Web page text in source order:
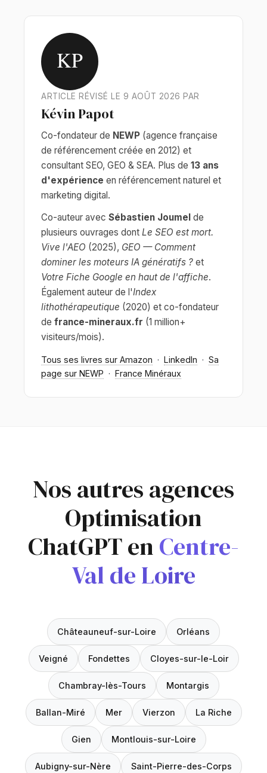
KP
ARTICLE RÉVISÉ LE 9 AOÛT 2026 PAR
Kévin Papot
Co-fondateur de NEWP (agence française
de référencement créée en 2012) et
consultant SEO, GEO & SEA. Plus de 13 ans
d'expérience en référencement naturel et
marketing digital.
Co-auteur avec Sébastien Joumel de
plusieurs ouvrages dont Le SEO est mort.
Vive l'AEO (2025), GEO — Comment
dominer les moteurs IA génératifs ? et
Votre Fiche Google en haut de l'affiche.
Également auteur de l'Index
lithothérapeutique (2020) et co-fondateur
de france-mineraux.fr (1 million+
visiteurs/mois).
Tous ses livres sur Amazon · LinkedIn · Sa
page sur NEWP · France Minéraux
Nos autres agences
Optimisation
ChatGPT en Centre-
Val de Loire
Châteauneuf-sur-Loire Orléans
Veigné Fondettes Cloyes-sur-le-Loir
Chambray-lès-Tours Montargis
Ballan-Miré Mer Vierzon La Riche
Gien Montlouis-sur-Loire
Aubigny-sur-Nère Saint-Pierre-des-Corps